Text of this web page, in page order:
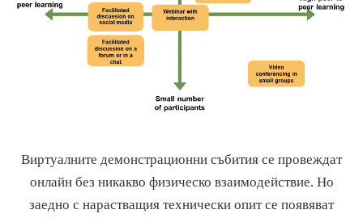
Виртуалните демонстрационни събития се провеждат
онлайн без никакво физическо взаимодействие. Но
заедно с нарастващия технически опит се появяват